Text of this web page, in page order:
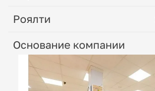
Роялти
Основание компании